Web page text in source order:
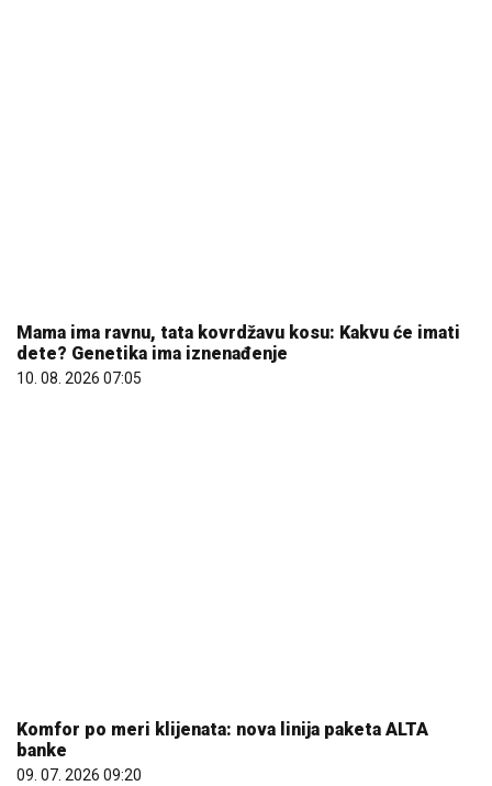
Komfor po meri klijenata: nova linija paketa ALTA
banke
09. 07. 2026 09:20
Градски фолклорни ансамбл "ЗО-РА" представио
Зајечар на два фестивала и још једном показао
снагу традиције